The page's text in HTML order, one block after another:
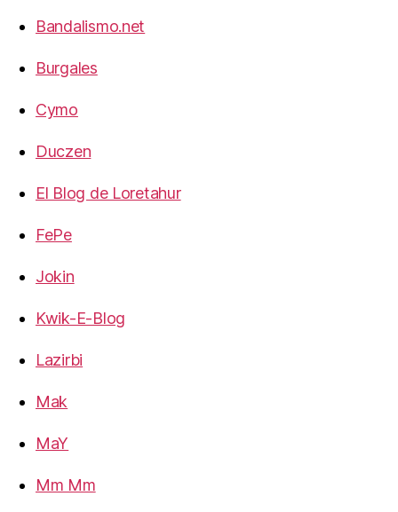
Bandalismo.net
Burgales
Cymo
Duczen
El Blog de Loretahur
FePe
Jokin
Kwik-E-Blog
Lazirbi
Mak
MaY
Mm Mm